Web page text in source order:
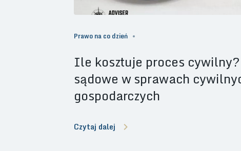
Prawo na co dzień
Ile kosztuje proces cywilny?
sądowe w sprawach
gospodarczych
Czytaj dalej